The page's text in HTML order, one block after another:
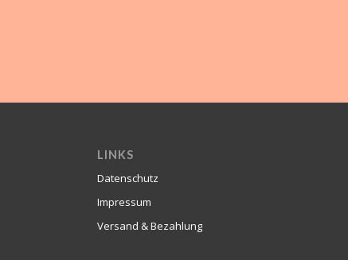
LINKS
Datenschutz
Impressum
Versand & Bezahlung